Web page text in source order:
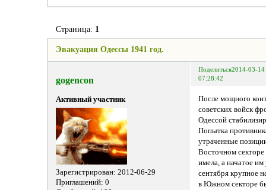
Эвакуация Одессы 1941 год.
Страница: 1
Поделиться2014-03-14
07:28:42
gogencon
Активный участник
Зарегистрирован: 2012-06-29
Приглашений: 0
После мощного
советских войск
Одессой
Попытка
утраченные
Восточном секторе
имела, а начатое
сентября крупное
в Южном секторе